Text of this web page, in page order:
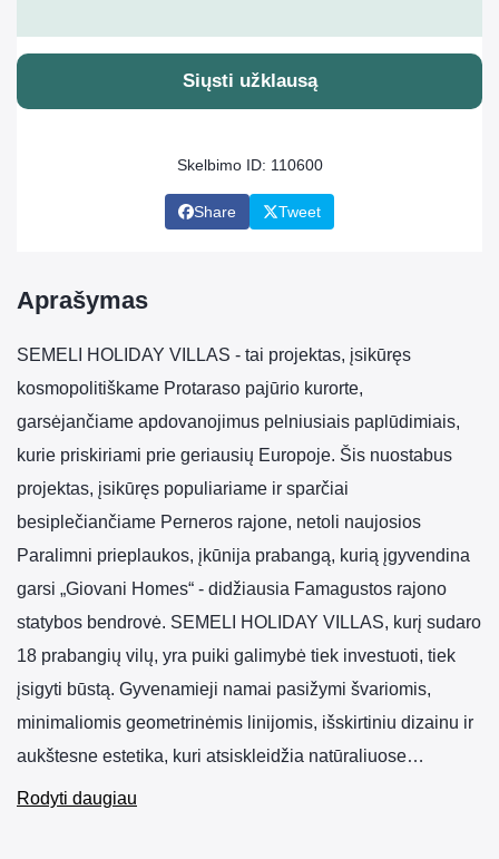
Siųsti užklausą
Skelbimo ID: 110600
Share Tweet
Aprašymas
SEMELI HOLIDAY VILLAS - tai projektas, įsikūręs
kosmopolitiškame Protaraso pajūrio kurorte,
garsėjančiame apdovanojimus pelniusiais paplūdimiais,
kurie priskiriami prie geriausių Europoje. Šis nuostabus
projektas, įsikūręs populiariame ir sparčiai
besiplečiančiame Perneros rajone, netoli naujosios
Paralimni prieplaukos, įkūnija prabangą, kurią įgyvendina
garsi „Giovani Homes“ - didžiausia Famagustos rajono
statybos bendrovė. SEMELI HOLIDAY VILLAS, kurį sudaro
18 prabangių vilų, yra puiki galimybė tiek investuoti, tiek
įsigyti būstą. Gyvenamieji namai pasižymi švariomis,
minimaliomis geometrinėmis linijomis, išskirtiniu dizainu ir
aukštesne estetika, kuri atsiskleidžia natūraliuose…
Rodyti daugiau